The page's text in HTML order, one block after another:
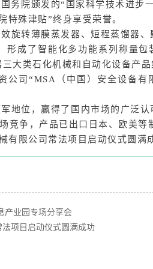
务院颁发的“国家科学技术进步
特殊津贴”终身享受荣誉。
旋转薄膜蒸发器、短程蒸馏器、
形成了智能化多功能系列称量包
类石化机械和自动化设备产品
公司“MSA（中国）安全设备有
地位，赢得了国内市场的广泛认
争，产品已出口日本、欧美等
产业园专场分享会
项目启动仪式圆满成功